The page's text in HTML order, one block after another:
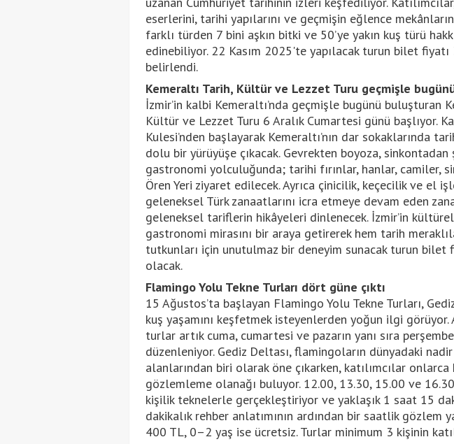
eserlerini, tarihi yapılarını ve geçmişin eğlence
farklı türden 7 bini aşkın bitki ve 50’ye yakın kuş türü
edinebiliyor. 22 Kasım 2025'te yapılacak turun bilet
belirlendi.
Kemeraltı Tarih, Kültür ve Lezzet Turu geçmişle
İzmir’in kalbi Kemeraltı’nda geçmişle bugünü buluşturan
Kültür ve Lezzet Turu 6 Aralık Cumartesi günü başlıyor.
Kulesi’nden başlayarak Kemeraltı’nın dar sokaklarında
dolu bir yürüyüşe çıkacak. Gevrekten boyoza, sinkontadan
gastronomi yolculuğunda; tarihi fırınlar, hanlar, camiler,
Ören Yeri ziyaret edilecek. Ayrıca çinicilik, keçecilik ve el
geleneksel Türk zanaatlarını icra etmeye devam eden
geleneksel tariflerin hikâyeleri dinlenecek. İzmir’in
gastronomi mirasını bir araya getirerek hem tarih
tutkunları için unutulmaz bir deneyim sunacak turun bilet
olacak.
Flamingo Yolu Tekne Turları dört güne çıktı
15 Ağustos’ta başlayan Flamingo Yolu Tekne Turları,
kuş yaşamını keşfetmek isteyenlerden yoğun ilgi
turlar artık cuma, cumartesi ve pazarın yanı sıra
düzenleniyor. Gediz Deltası, flamingoların dünyadaki
alanlarından biri olarak öne çıkarken, katılımcılar onlarca
gözlemleme olanağı buluyor. 12.00, 13.30, 15.00 ve
kişilik teknelerle gerçekleştiriyor ve yaklaşık 1 saat 15
dakikalık rehber anlatımının ardından bir saatlik gözlem
400 TL, 0–2 yaş ise ücretsiz. Turlar minimum 3 kişinin